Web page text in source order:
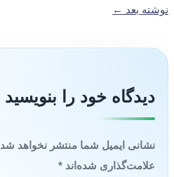
نوشته بعد←
دیدگاه‌ خود را بنویسید
نشانی ایمیل شما منتشر نخواهد شد.
علامت‌گذاری شده‌اند*